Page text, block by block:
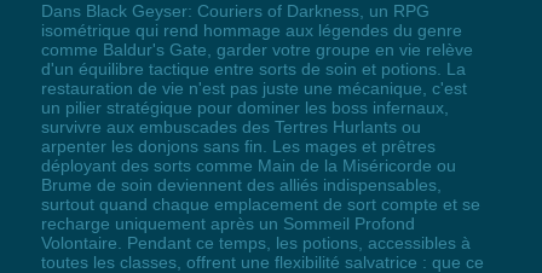
Dans Black Geyser: Couriers of Darkness, un RPG
isométrique qui rend hommage aux légendes du genre
comme Baldur's Gate, garder votre groupe en vie relève
d'un équilibre tactique entre sorts de soin et potions. La
restauration de vie n'est pas juste une mécanique, c'est
un pilier stratégique pour dominer les boss infernaux,
survivre aux embuscades des Tertres Hurlants ou
arpenter les donjons sans fin. Les mages et prêtres
déployant des sorts comme Main de la Miséricorde ou
Brume de soin deviennent des alliés indispensables,
surtout quand chaque emplacement de sort compte et se
recharge uniquement après un Sommeil Profond
Volontaire. Pendant ce temps, les potions, accessibles à
toutes les classes, offrent une flexibilité salvatrice : que ce